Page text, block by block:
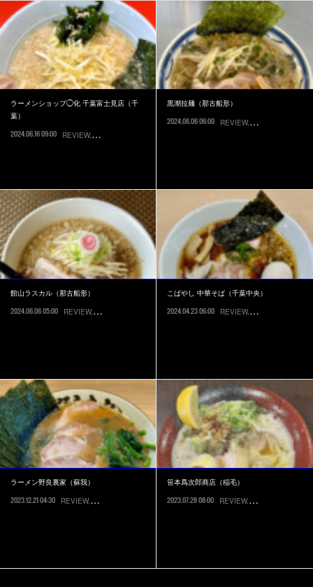
ラーメンショップ◯化 千葉富士見店（千
葉）
2024.06.16 09:00 REVIEW RECOMMEND
黒潮拉麺（那古船形）
2024.06.06 06:00 REVIEW RECOMMEND
館山ラスカル（那古船形）
2024.06.06 05:00 REVIEW RECOMMEND
こばやし 中華そば（千葉中央）
2024.04.23 06:00 REVIEW RECOMMEND
ラーメン野良裏家（蘇我）
2023.12.21 04:30 REVIEW RECOMMEND RICKY'S SELECTION 千葉市中央区
笹本爲次郎商店（稲毛）
2023.07.28 08:00 REVIEW RECOMMEND